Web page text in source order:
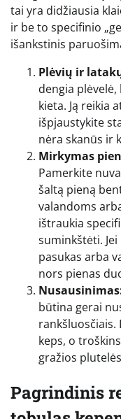
tai yra didžiausia
ir be to specifinio
išankstinis
Plėvių ir
dengia
kieta. Ją reikia
išpjaustykite
nėra skanūs ir
Mirkymas
Pamerkite
šaltą pieną
valandoms
ištraukia
suminkštėti.
pasukas arba
nors pienas
būtina gerai
rankšluosčiais.
keps, o
gražios
Pagrindinis